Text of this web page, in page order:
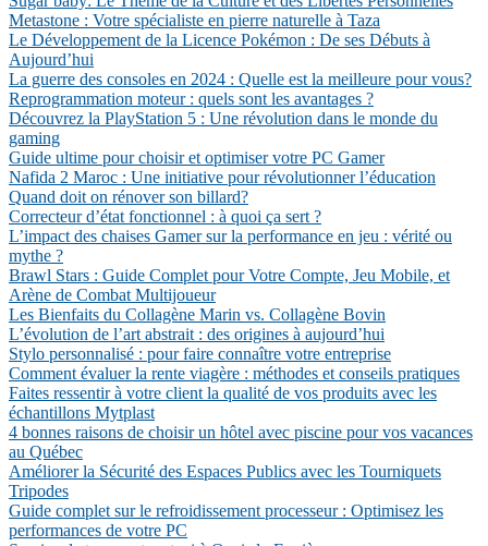
Metastone : Votre spécialiste en pierre naturelle à Taza
Le Développement de la Licence Pokémon : De ses Débuts à
Aujourd’hui
La guerre des consoles en 2024 : Quelle est la meilleure pour vous?
Reprogrammation moteur : quels sont les avantages ?
Découvrez la PlayStation 5 : Une révolution dans le monde du
gaming
Guide ultime pour choisir et optimiser votre PC Gamer
Nafida 2 Maroc : Une initiative pour révolutionner l’éducation
Quand doit on rénover son billard?
Correcteur d’état fonctionnel : à quoi ça sert ?
L’impact des chaises Gamer sur la performance en jeu : vérité ou
mythe ?
Brawl Stars : Guide Complet pour Votre Compte, Jeu Mobile, et
Arène de Combat Multijoueur
Les Bienfaits du Collagène Marin vs. Collagène Bovin
L’évolution de l’art abstrait : des origines à aujourd’hui
Stylo personnalisé : pour faire connaître votre entreprise
Comment évaluer la rente viagère : méthodes et conseils pratiques
Faites ressentir à votre client la qualité de vos produits avec les
échantillons Mytplast
4 bonnes raisons de choisir un hôtel avec piscine pour vos vacances
au Québec
Améliorer la Sécurité des Espaces Publics avec les Tourniquets
Tripodes
Guide complet sur le refroidissement processeur : Optimisez les
performances de votre PC